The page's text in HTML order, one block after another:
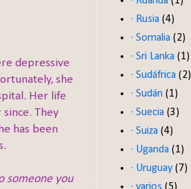
depressive
she
Her life
They
has been
someone you
· Rusia (4)
· Somalia (2)
· Sri Lanka (1)
· Sudáfrica (2)
· Sudán (1)
· Suecia (3)
· Suiza (4)
· Uganda (1)
· Uruguay (7)